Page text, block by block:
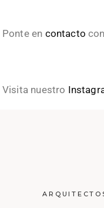
Ponte en contacto
Visita nuestro